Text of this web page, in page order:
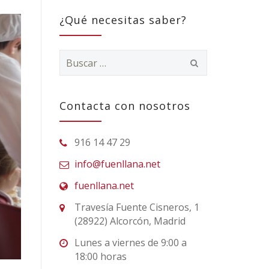
¿Qué necesitas saber?
Contacta con nosotros
916 14 47 29
info@fuenllana.net
fuenllana.net
Travesía Fuente Cisneros, 1
(28922) Alcorcón, Madrid
Lunes a viernes de 9:00 a
18:00 horas